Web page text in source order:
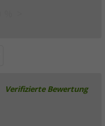
Verifizierte Bewertung